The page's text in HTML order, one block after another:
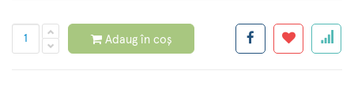
Adaug în coș